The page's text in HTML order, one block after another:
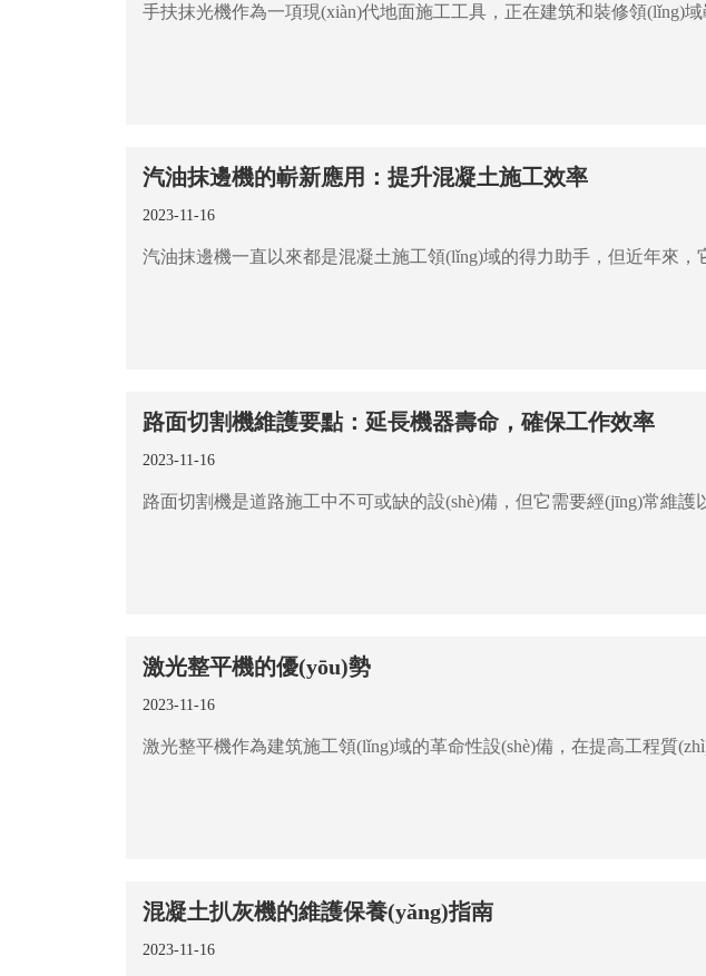
汽油抹邊機的嶄新應用：提升混凝土施工效率
2023-11-16
路面切割機維護要點：延長機器壽命，確保工作效率
2023-11-16
激光整平機的優(yōu)勢
2023-11-16
混凝土扒灰機的維護保養(yǎng)指南
2023-11-16